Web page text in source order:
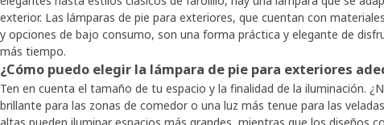
exterior. Las lámparas de pie para exteriores, que cuentan con
y opciones de bajo consumo, son una forma práctica y elegante de
más tiempo.
¿Cómo puedo elegir la lámpara de pie para exteriores
Ten en cuenta el tamaño de tu espacio y la finalidad de la iluminación.
brillante para las zonas de comedor o una luz más tenue para las